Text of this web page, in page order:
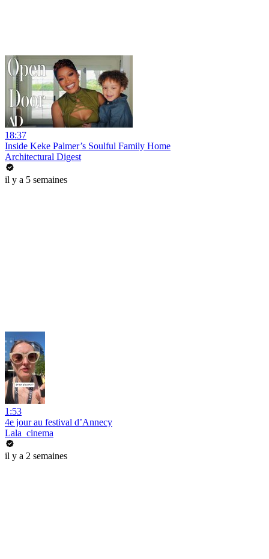
18:37
Inside Keke Palmer’s Soulful Family Home
Architectural Digest
il y a 5 semaines
1:53
4e jour au festival d’Annecy
Lala_cinema
il y a 2 semaines